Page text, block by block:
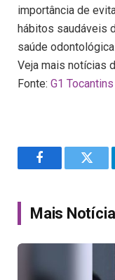
importância de
hábitos saudáveis
saúde
Veja mais notícias
Fonte: G1 Tocantins
Facebook
Mais